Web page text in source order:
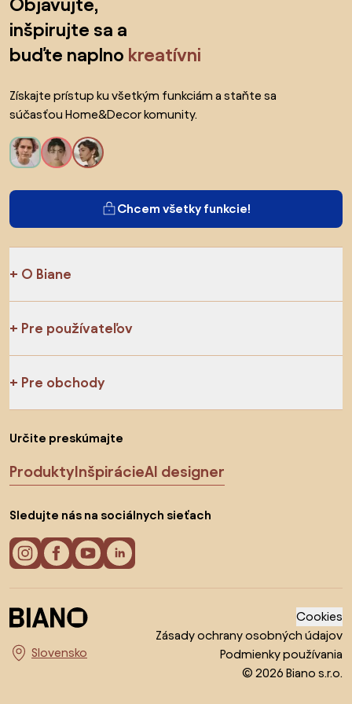
Objavujte,
inšpirujte sa a
buďte naplno kreatívni
Získajte prístup ku všetkým funkciám a staňte sa
súčasťou Home&Decor komunity.
Chcem všetky funkcie!
O Biane
Pre používateľov
Pre obchody
Určite preskúmajte
ProduktyInšpirácieAI designer
Sledujte nás na sociálnych sieťach
Vyberte krajinu
Cookies
Zásady ochrany osobných údajov
Podmienky používania
© 2026 Biano s.r.o.